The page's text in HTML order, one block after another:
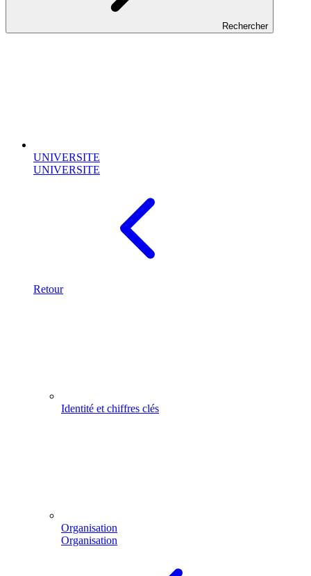
Rechercher
UNIVERSITE
UNIVERSITE
Retour
Identité et chiffres clés
Organisation
Organisation